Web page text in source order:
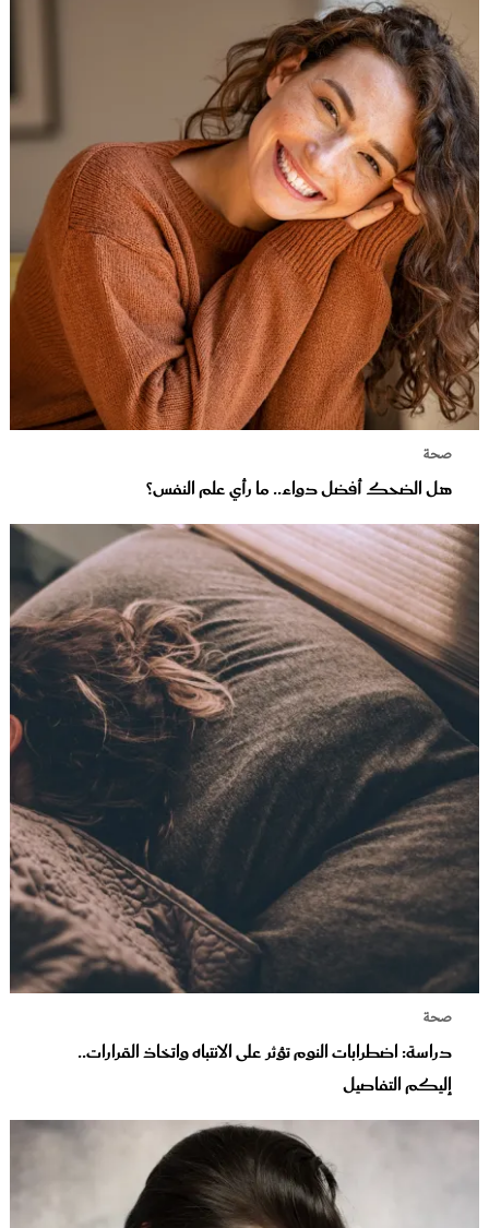
صحة
هل الضحك أفضل دواء.. ما رأي علم النفس؟
صحة
دراسة: اضطرابات النوم تؤثر على الانتباه واتخاذ القرارات..
إليكم التفاصيل